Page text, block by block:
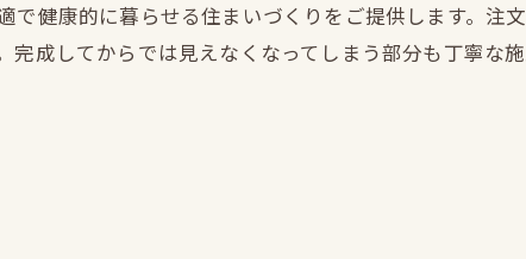
で健康的に暮らせる住まいづくりをご提供します。注
完成してからでは見えなくなってしまう部分も丁寧な